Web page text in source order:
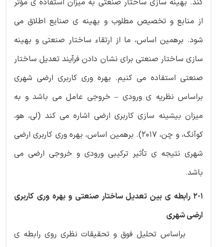
کند. بهینه سازی ساختار صنعتی به میزان استفاده ی مؤثر
از منابع و تخصیص مطلوب و بهینه ی صنایع اطلاق می
شود. برهمین اساس، ما از ارتقاء ساختار صنعتی و بهینه
سازی ساختار صنعتی برای نشان دادن فرآیند تعدیل ساختار
صنعتی استفاده می کنیم. بهره وری کاربری ارضی شهری
براساس نظریه ی ورودی – خروجی عامل می باشد و به
میزان بیشینه سازی کاربری ارضی اشاره می کند (لی، هو،
کوآنگ، و چن، 2017). برهمین اساس، بهره وری کاربری ارضی
شهری نتیجه ی تأثیر ترکیبی ورودی و خروجی ارضی می
باشد.
2-1 رابطه ی بین تعدیل ساختار صنعتی و بهره وری کاربری
ارضی شهری
براساس تحلیل فوق و تحقیقات نظری روی رابطه ی